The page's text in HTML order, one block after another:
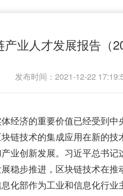
产业人才发展报告（
发布时间：2021-12-22
经济的重要价值已经受到
链技术的集成应用在新的
业创新发展。习近平总书
稳步推进，区块链技术在
化部作为工业和信息化行